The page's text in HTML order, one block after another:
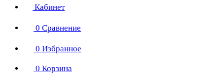
Кабинет
0 Сравнение
0 Избранное
0 Корзина